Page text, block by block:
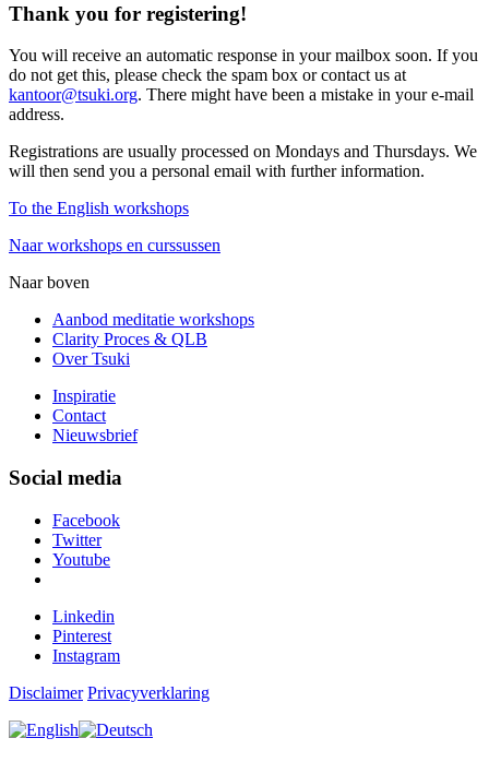
Thank you for registering!
You will receive an automatic response in your mailbox soon. If you
do not get this, please check the spam box or contact us at
kantoor@tsuki.org. There might have been a mistake in your e-mail
address.
Registrations are usually processed on Mondays and Thursdays. We
will then send you a personal email with further information.
To the English workshops
Naar workshops en curssussen
Naar boven
Aanbod meditatie workshops
Clarity Proces & QLB
Over Tsuki
Inspiratie
Contact
Nieuwsbrief
Social media
Facebook
Twitter
Youtube
Linkedin
Pinterest
Instagram
Disclaimer Privacyverklaring